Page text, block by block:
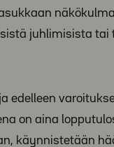
juhlimisista
on aina
käynnistetään